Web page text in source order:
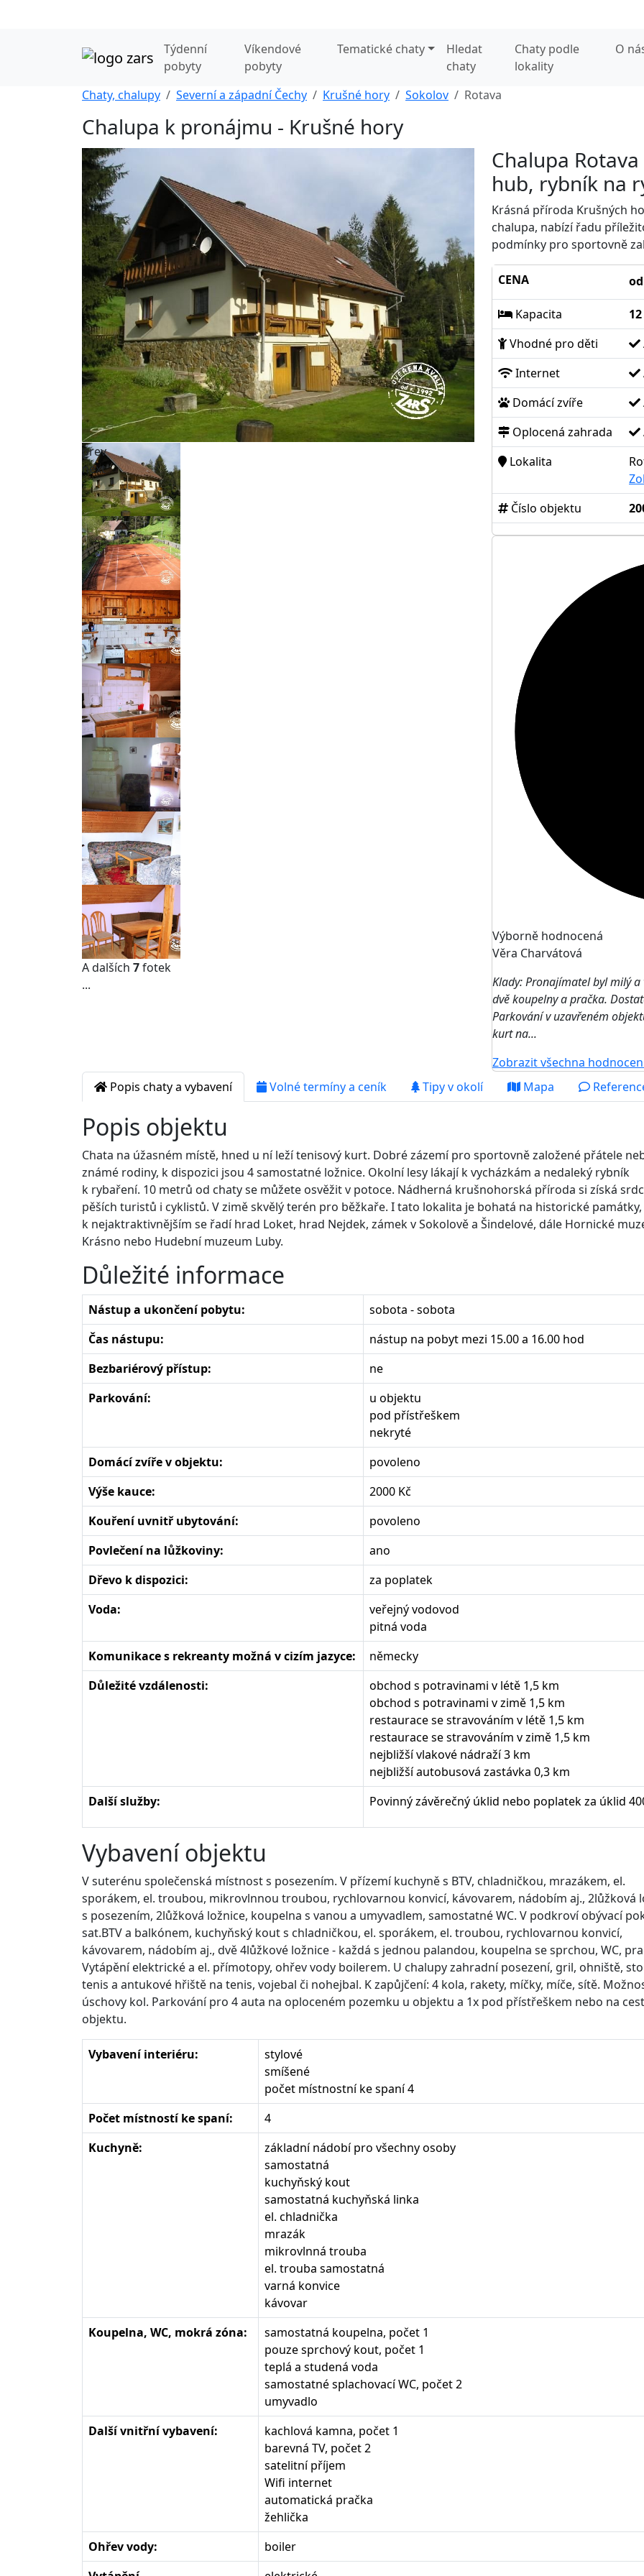
Týdenní
pobyty
Víkendové
pobyty
Tematické chaty
Hledat
chaty
Chaty podle
lokality
O
Chaty, chalupy Severní a západní Čechy Krušné hory Sokolov Rotava
Chalupa k pronájmu - Krušné hory
prev
next
A dalších 7fotek
...
Chalupa
hub, rybník na
Krásná příroda Krušných
chalupa, nabízí řadu
podmínky pro sportovně
CENA
Kapacita
Vhodné pro děti
Internet
Domácí zvíře
Oplocená zahrada
Lokalita
Číslo objektu
Výborně hodnocená
Věra Charvátová
Klady: Pronajímatel byl milý
dvě koupelny a pračka.
Parkování v uzavřeném
kurt na...
Zobrazit všechna
Popis chaty a vybavení
Volné termíny a ceník Tipy v okolí Mapa
Popis objektu
Chata na úžasném místě, hned u ní leží tenisový kurt. Dobré zázemí pro sportovně založené přátele
známé rodiny, k dispozici jsou 4 samostatné ložnice. Okolní lesy lákají k vycházkám a nedaleký rybník
k rybaření. 10 metrů od chaty se můžete osvěžit v potoce. Nádherná krušnohorská příroda si získá
pěších turistů i cyklistů. V zimě skvělý terén pro běžkaře. I tato lokalita je bohatá na historické památky,
k nejaktraktivnějším se řadí hrad Loket, hrad Nejdek, zámek v Sokolově a Šindelové, dále Hornické
Krásno nebo Hudební muzeum Luby.
Důležité informace
Nástup a ukončení pobytu:
sobota - sobota
Čas nástupu:
nástup na pobyt mezi 15.00 a 16.00 hod
Bezbariérový přístup:
ne
Parkování:
u objektu
pod přístřeškem
nekryté
Domácí zvíře v objektu:
povoleno
Výše kauce:
2000 Kč
Kouření uvnitř ubytování:
povoleno
Povlečení na lůžkoviny:
ano
Dřevo k dispozici:
za poplatek
Voda:
veřejný vodovod
pitná voda
Komunikace s rekreanty možná v cizím jazyce:
německy
Důležité vzdálenosti:
obchod s potravinami v létě 1,5 km
obchod s potravinami v zimě 1,5 km
restaurace se stravováním v létě 1,5 km
restaurace se stravováním v zimě 1,5 km
nejbližší vlakové nádraží 3 km
nejbližší autobusová zastávka 0,3 km
Další služby:
Povinný závěrečný úklid nebo poplatek za úklid
Vybavení objektu
V suterénu společenská místnost s posezením. V přízemí kuchyně s BTV, chladničkou, mrazákem, el.
sporákem, el. troubou, mikrovlnnou troubou, rychlovarnou konvicí, kávovarem, nádobím aj., 2lůžková
s posezením, 2lůžková ložnice, koupelna s vanou a umyvadlem, samostatné WC. V podkroví obývací
sat.BTV a balkónem, kuchyňský kout s chladničkou, el. sporákem, el. troubou, rychlovarnou konvicí,
kávovarem, nádobím aj., dvě 4lůžkové ložnice - každá s jednou palandou, koupelna se sprchou, WC,
Vytápění elektrické a el. přímotopy, ohřev vody boilerem. U chalupy zahradní posezení, gril, ohniště,
tenis a antukové hřiště na tenis, vojebal či nohejbal. K zapůjčení: 4 kola, rakety, míčky, míče, sítě.
úschovy kol. Parkování pro 4 auta na oploceném pozemku u objektu a 1x pod přístřeškem nebo na
objektu.
Vybavení interiéru:
stylové
smíšené
počet místnostní ke spaní 4
Počet místností ke spaní:
4
Kuchyně:
základní nádobí pro všechny osoby
samostatná
kuchyňský kout
samostatná kuchyňská linka
el. chladnička
mrazák
mikrovlnná trouba
el. trouba samostatná
varná konvice
kávovar
Koupelna, WC, mokrá zóna:
samostatná koupelna, počet 1
pouze sprchový kout, počet 1
teplá a studená voda
samostatné splachovací WC, počet 2
umyvadlo
Další vnitřní vybavení:
kachlová kamna, počet 1
barevná TV, počet 2
satelitní příjem
Wifi internet
automatická pračka
žehlička
Ohřev vody:
boiler